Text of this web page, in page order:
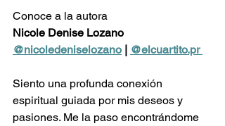
Conoce a la autora
Nicole Denise Lozano
@nicoledeniselozano | @elcuartito.pr
Siento una profunda conexión
espiritual guiada por mis deseos y
pasiones. Me la paso encontrándome